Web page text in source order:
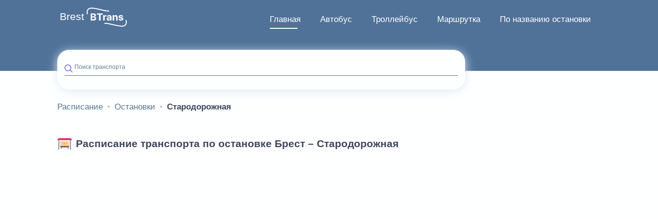
Brest Главная Автобус Троллейбус Маршрутка По названию остановки
Поиск транспорта
Расписание Остановки Стародорожная
Расписание транспорта по остановке Брест – Стародорожная